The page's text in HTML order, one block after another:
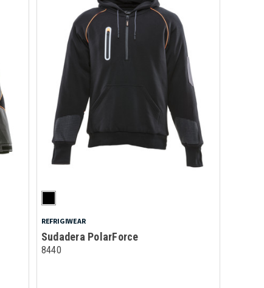
REFRIGIWEAR
Sudadera PolarForce
8440